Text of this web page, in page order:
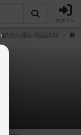
ログイン
駅伝の通販/商品詳細